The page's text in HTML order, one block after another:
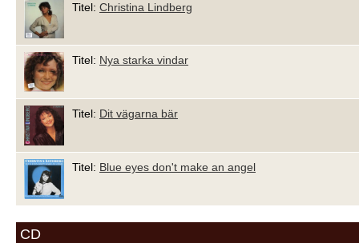
Titel: Christina Lindberg
Titel: Nya starka vindar
Titel: Dit vägarna bär
Titel: Blue eyes don't make an angel
CD